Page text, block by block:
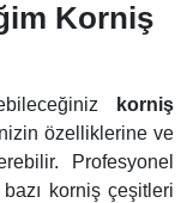
Korniş
korniş
özelliklerine ve
Profesyonel
korniş çeşitleri